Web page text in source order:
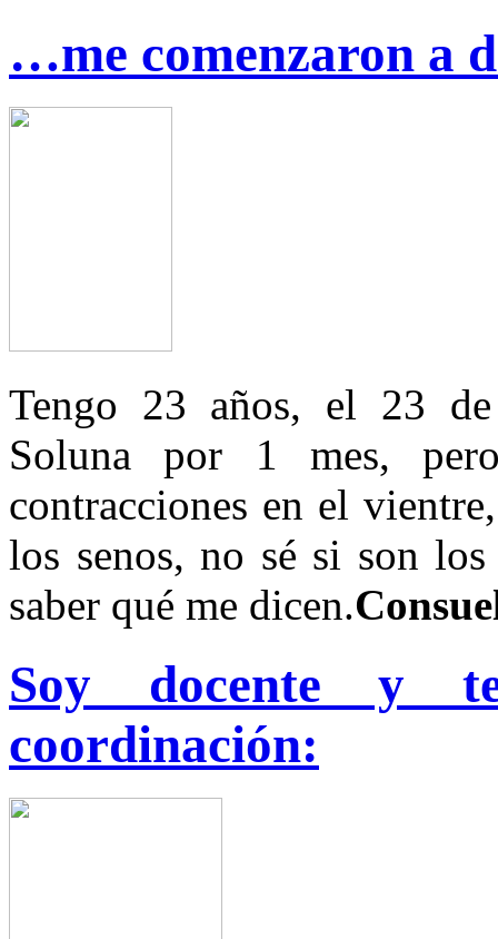
…me comenzaron a
Tengo 23 años, el 23
Soluna por 1 mes,
contracciones en el
los senos, no sé si son
saber qué me dicen.
Soy docente y
coordinación: